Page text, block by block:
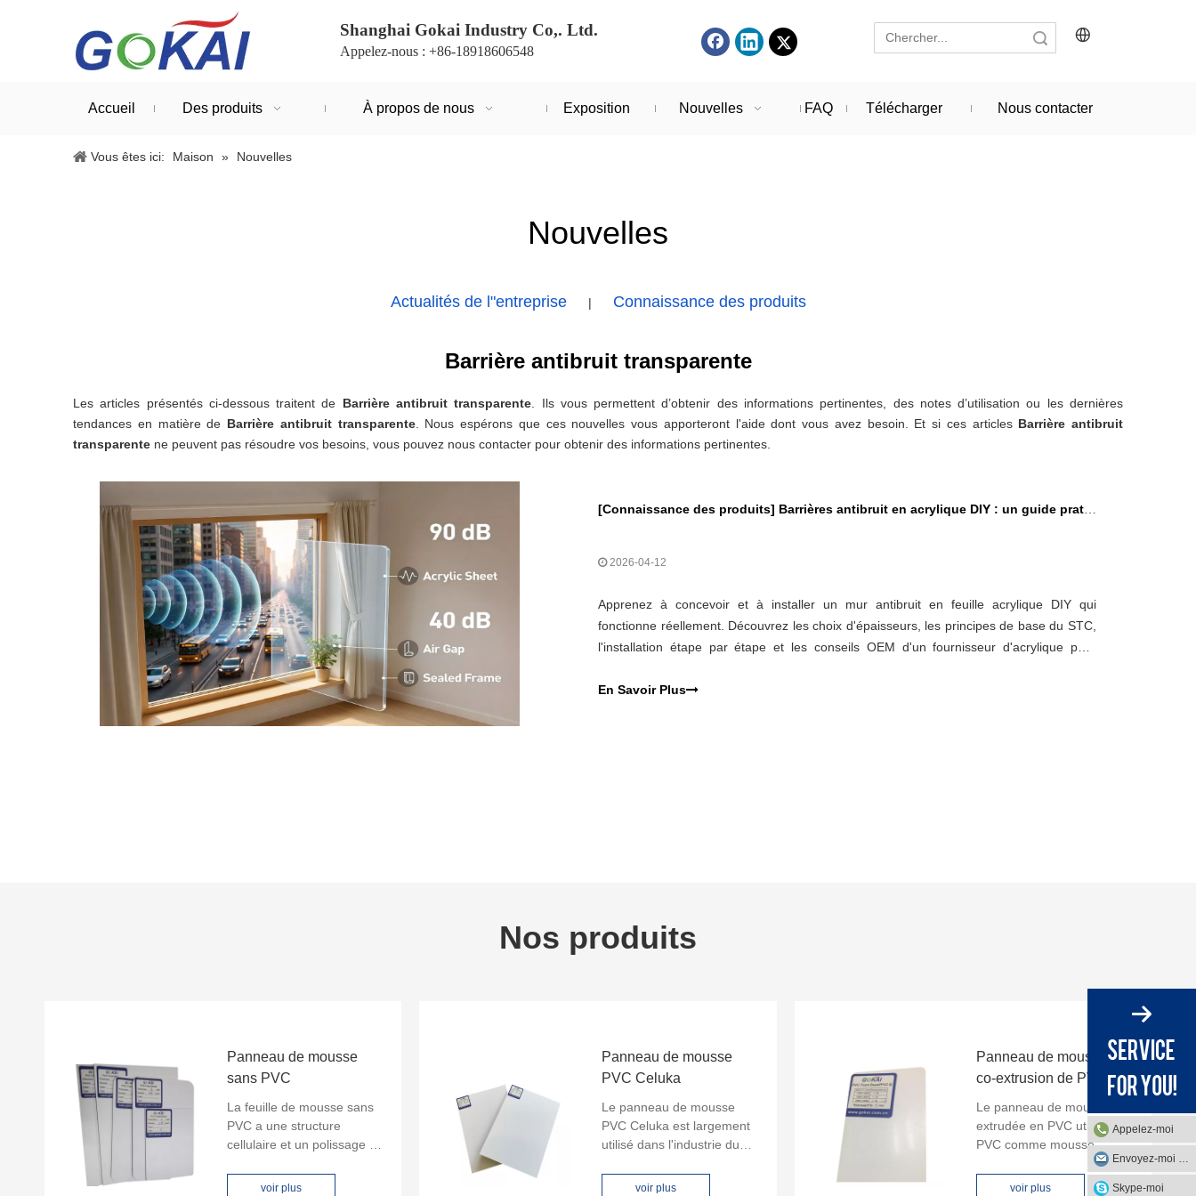
Shanghai Gokai Industry Co,. Ltd.
Appelez-nous : +86-18918606548
Accueil Des produits À propos de nous Exposition Nouvelles FAQ Télécharger Nous contacter
Vous êtes ici: Maison » Nouvelles
Nouvelles
Actualités de l"entreprise | Connaissance des produits
Barrière antibruit transparente
Les articles présentés ci-dessous traitent de Barrière antibruit transparente . Ils vous permettent d’obtenir des informations pertinentes, des notes d’utilisation ou les dernières
tendances en matière de Barrière antibruit transparente. Nous espérons que ces nouvelles vous apporteront l'aide dont vous avez besoin. Et si ces articles Barrière antibruit
transparente ne peuvent pas résoudre vos besoins, vous pouvez nous contacter pour obtenir des informations pertinentes.
[Connaissance des produits] Barrières antibruit en acrylique DIY : un guide pratique du point de vue d'un fournisseur de feuilles acryliques
2026-04-12
Apprenez à concevoir et à installer un mur antibruit en feuille acrylique DIY qui
fonctionne réellement. Découvrez les choix d'épaisseurs, les principes de base du STC,
l'installation étape par étape et les conseils OEM d'un fournisseur d'acrylique pour
En Savoir Plus
Nos produits
Panneau de mousse
sans PVC
La feuille de mousse sans
PVC a une structure
cellulaire et un polissage de
idéal pour les imprimeurs
voir plus
Panneau de mousse
PVC Celuka
Le panneau de mousse
PVC Celuka est largement
utilisé dans l'industrie du
publicité et les applications
voir plus
Panneau de mousse de
co-extrusion de PVC
Le panneau de mousse co-
extrudée en PVC utilise du
PVC comme mousse
intérieure, l'extérieur est
également un placage en
voir plus
Appelez-moi
Skype-moi